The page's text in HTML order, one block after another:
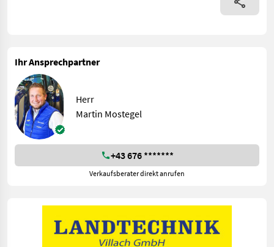
Ihr Ansprechpartner
Herr
Martin Mostegel
+43 676 *******
Verkaufsberater direkt anrufen